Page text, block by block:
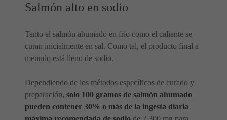
Salmón alto en sodio
Tanto el salmón ahumado en frío como el caliente se
curan inicialmente en sal. Como tal, el producto final a
menudo está lleno de sodio.
Dependiendo de los métodos específicos de curado y
preparación, solo 100 gramos de salmón ahumado
pueden contener 30% o más de la ingesta diaria